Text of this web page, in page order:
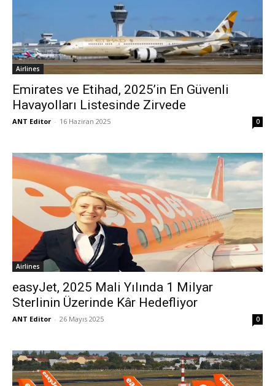
Airlines
Emirates ve Etihad, 2025’in En Güvenli
Havayolları Listesinde Zirvede
ANT Editor - 16 Haziran 2025 0
Airlines
easyJet, 2025 Mali Yılında 1 Milyar
Sterlinin Üzerinde Kâr Hedefliyor
ANT Editor - 26 Mayıs 2025 0